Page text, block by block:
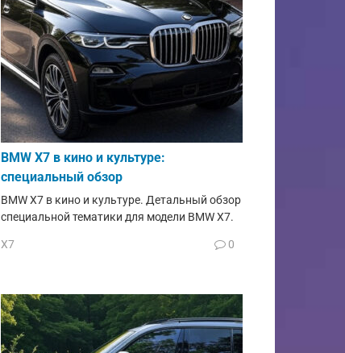
BMW X7 в кино и культуре:
специальный обзор
BMW X7 в кино и культуре. Детальный обзор
специальной тематики для модели BMW X7.
X7 0